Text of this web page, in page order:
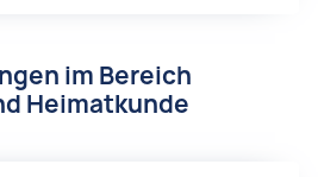
im Bereich
Heimatkunde